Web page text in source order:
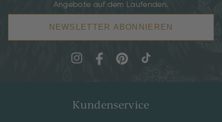
Angebote auf dem Laufenden.
NEWSLETTER ABONNIEREN
Kundenservice